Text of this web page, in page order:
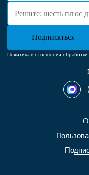
Политика в отношении